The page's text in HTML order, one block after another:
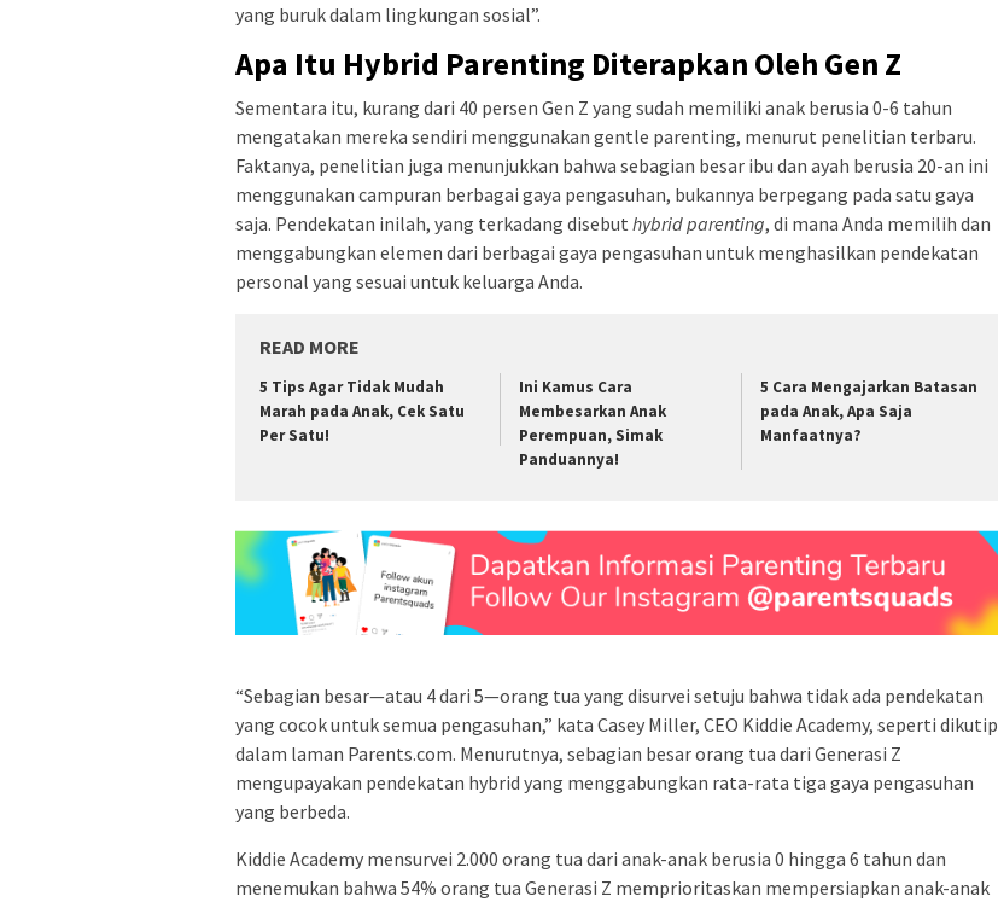
yang buruk dalam lingkungan sosial”.
Apa Itu Hybrid Parenting Diterapkan Oleh Gen Z
Sementara itu, kurang dari 40 persen Gen Z yang sudah memiliki anak berusia 0-6 tahun
mengatakan mereka sendiri menggunakan gentle parenting, menurut penelitian terbaru.
Faktanya, penelitian juga menunjukkan bahwa sebagian besar ibu dan ayah berusia 20-an ini
menggunakan campuran berbagai gaya pengasuhan, bukannya berpegang pada satu gaya
saja. Pendekatan inilah, yang terkadang disebut hybrid parenting, di mana Anda memilih dan
menggabungkan elemen dari berbagai gaya pengasuhan untuk menghasilkan pendekatan
personal yang sesuai untuk keluarga Anda.
READ MORE
5 Tips Agar Tidak Mudah
Marah pada Anak, Cek Satu
Per Satu!
Ini Kamus Cara
Membesarkan Anak
Perempuan, Simak
Panduannya!
5 Cara Mengajarkan Batasan
pada Anak, Apa Saja
Manfaatnya?
“Sebagian besar—atau 4 dari 5—orang tua yang disurvei setuju bahwa tidak ada pendekatan
yang cocok untuk semua pengasuhan,” kata Casey Miller, CEO Kiddie Academy, seperti dikutip
dalam laman Parents.com. Menurutnya, sebagian besar orang tua dari Generasi Z
mengupayakan pendekatan hybrid yang menggabungkan rata-rata tiga gaya pengasuhan
yang berbeda.
Kiddie Academy mensurvei 2.000 orang tua dari anak-anak berusia 0 hingga 6 tahun dan
menemukan bahwa 54% orang tua Generasi Z memprioritaskan mempersiapkan anak-anak